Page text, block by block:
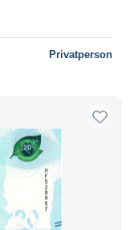
Privatperson